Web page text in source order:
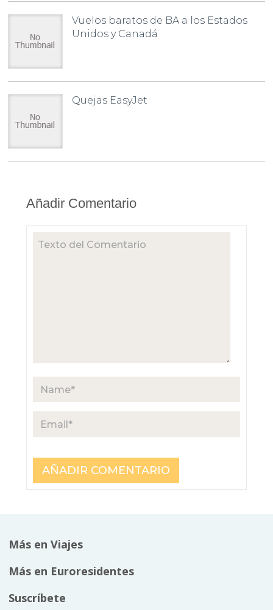
Vuelos baratos de BA a los Estados
Unidos y Canadá
Quejas EasyJet
Añadir Comentario
Más en Viajes
Más en Euroresidentes
Suscríbete